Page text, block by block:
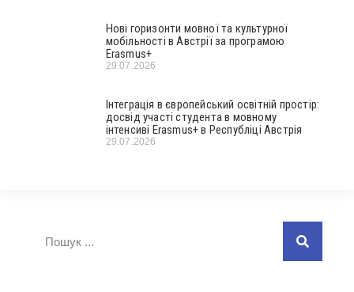
Нові горизонти мовної та культурної
мобільності в Австрії за програмою
Erasmus+
29.07.2026
Інтеграція в європейський освітній простір:
досвід участі студента в мовному
інтенсиві Erasmus+ в Республіці Австрія
29.07.2026